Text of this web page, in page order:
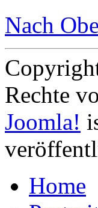
Nach
Rechte
Joomla!
Home